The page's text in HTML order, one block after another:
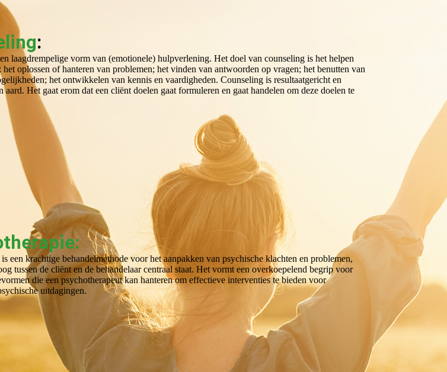
:
laagdrempelige vorm van (emotionele) hulpverlening. Het doel van counseling is het helpen
het oplossen of hanteren van problemen; het vinden van antwoorden op vragen; het benutten van
het ontwikkelen van kennis en vaardigheden. Counseling is resultaatgericht en
aard. Het gaat erom dat een cliënt doelen gaat formuleren en gaat handelen om deze doelen te
een krachtige behandelmethode voor het aanpakken van psychische klachten en problemen,
tussen de cliënt en de behandelaar centraal staat. Het vormt een overkoepelend begrip voor
die een psychotherapeut kan hanteren om effectieve interventies te bieden voor
uitdagingen.